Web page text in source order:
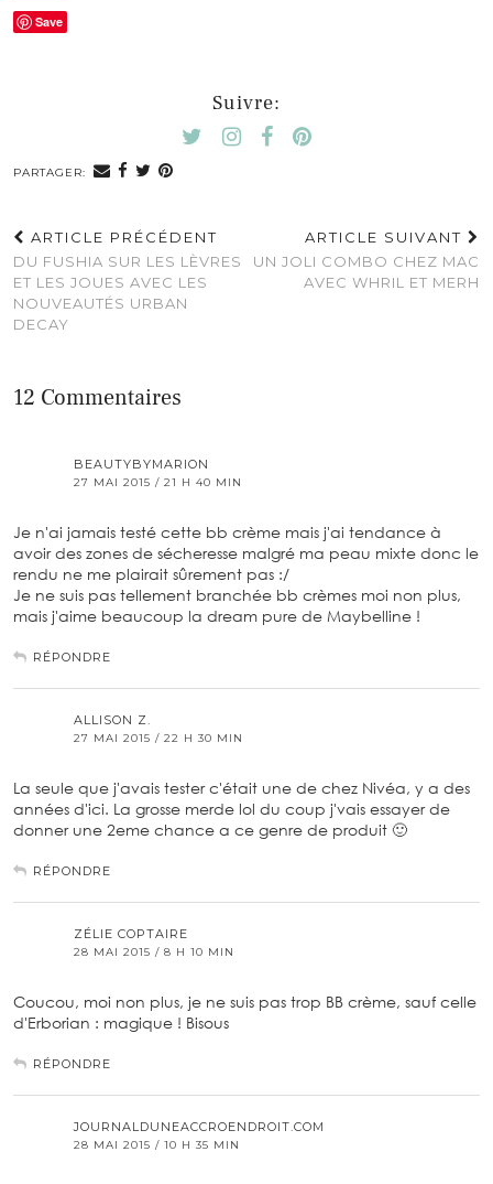
Save
Suivre:
PARTAGER:
ARTICLE PRÉCÉDENT
DU FUSHIA SUR LES LÈVRES
ET LES JOUES AVEC LES
NOUVEAUTÉS URBAN
DECAY
ARTICLE SUIVANT
UN JOLI COMBO CHEZ MAC
AVEC WHRIL ET MERH
12 Commentaires
BEAUTYBYMARION
27 MAI 2015 / 21 H 40 MIN
Je n'ai jamais testé cette bb crème mais j'ai tendance à
avoir des zones de sécheresse malgré ma peau mixte donc le
rendu ne me plairait sûrement pas :/
Je ne suis pas tellement branchée bb crèmes moi non plus,
mais j'aime beaucoup la dream pure de Maybelline !
RÉPONDRE
ALLISON Z.
27 MAI 2015 / 22 H 30 MIN
La seule que j'avais tester c'était une de chez Nivéa, y a des
années d'ici. La grosse merde lol du coup j'vais essayer de
donner une 2eme chance a ce genre de produit 🙂
RÉPONDRE
ZÉLIE COPTAIRE
28 MAI 2015 / 8 H 10 MIN
Coucou, moi non plus, je ne suis pas trop BB crème, sauf celle
d'Erborian : magique ! Bisous
RÉPONDRE
JOURNALDUNEACCROENDROIT.COM
28 MAI 2015 / 10 H 35 MIN